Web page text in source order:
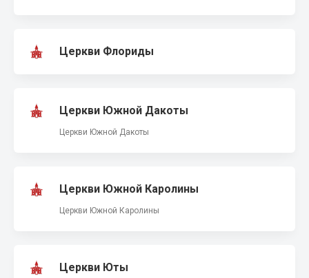
Церкви Флориды
Церкви Южной Дакоты
Церкви Южной Дакоты
Церкви Южной Каролины
Церкви Южной Каролины
Церкви Юты